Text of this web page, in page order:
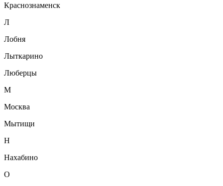
Краснознаменск
Л
Лобня
Лыткарино
Люберцы
М
Москва
Мытищи
Н
Нахабино
О